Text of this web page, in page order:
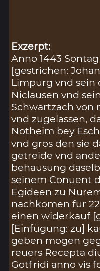
Exzerpt:
Anno 1443
[gestrichen:
Limpurg vnd
Niclausen vnd
Schwartzach von
vnd zugelassen,
Notheim bey
vnd gros den sie
getreide vnd
behausung
seinem Conuent
Egideen zu
nachkomen fur
einen widerkauf
[Einfügung: zu]
geben mogen
reuers Recepta
Gotfridi anno vis